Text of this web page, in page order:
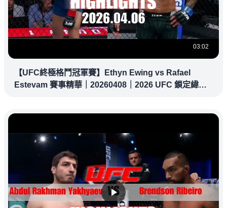
03:02
【UFC終極格鬥冠軍賽】Ethyn Ewing vs Rafael
Estevam 賽事精華｜20260408｜2026 UFC 鎖定緯